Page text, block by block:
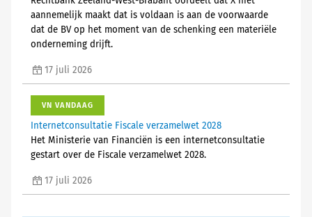
aannemelijk maakt dat is voldaan is aan de voorwaarde
dat de BV op het moment van de schenking een materiële
onderneming drijft.
17 juli 2026
VN VANDAAG
Internetconsultatie Fiscale verzamelwet 2028
Het Ministerie van Financiën is een internetconsultatie
gestart over de Fiscale verzamelwet 2028.
17 juli 2026